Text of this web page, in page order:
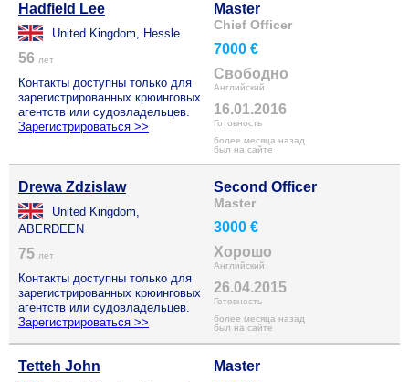
Hadfield Lee
United Kingdom, Hessle
56 лет
Контакты доступны только для
зарегистрированных крюинговых
агентств или судовладельцев.
Зарегистрироваться >>
Master
Chief Officer
7000 €
Свободно
Английский
16.01.2016
Готовность
более месяца назад
был на сайте
Drewa Zdzislaw
United Kingdom,
ABERDEEN
75 лет
Контакты доступны только для
зарегистрированных крюинговых
агентств или судовладельцев.
Зарегистрироваться >>
Second Officer
Master
3000 €
Хорошо
Английский
26.04.2015
Готовность
более месяца назад
был на сайте
Tetteh John
Master